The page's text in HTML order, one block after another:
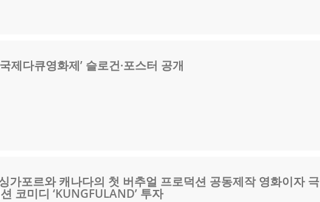
제다큐영화제’ 슬로건·포스터 공개
가포르와 캐나다의 첫 버추얼 프로덕션 공동제작 영화이자 극
코미디 ‘KUNGFULAND’ 투자